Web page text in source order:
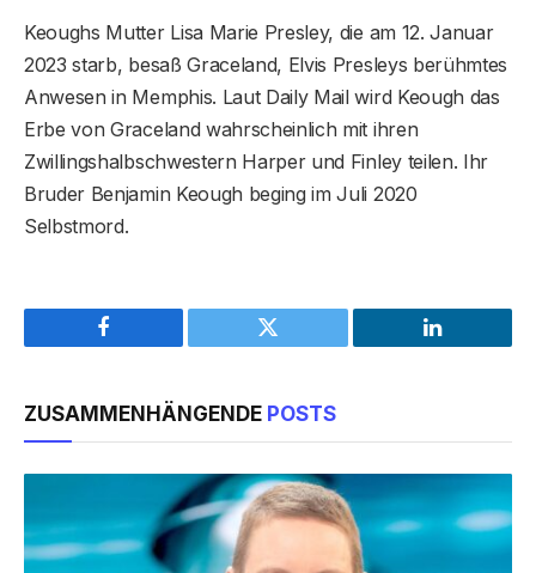
Keoughs Mutter Lisa Marie Presley, die am 12. Januar
2023 starb, besaß Graceland, Elvis Presleys berühmtes
Anwesen in Memphis. Laut Daily Mail wird Keough das
Erbe von Graceland wahrscheinlich mit ihren
Zwillingshalbschwestern Harper und Finley teilen. Ihr
Bruder Benjamin Keough beging im Juli 2020
Selbstmord.
Facebook Twitter LinkedIn
ZUSAMMENHÄNGENDE POSTS